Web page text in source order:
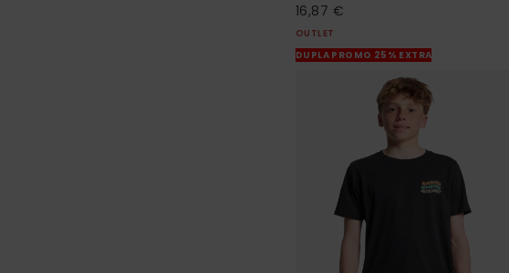
16,87 €
OUTLET
DUPLA PROMO 25% EXTRA